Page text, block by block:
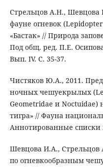
Стрельцов А.Н., Шевцова
фауне огневок
«Бастак» // Природа
Под общ. ред. П.Е.
Вып. IV. С. 35-37.
Чистяков Ю.А., 2011.
ночных чешуекрылых
Geometridae и Noctuidae)
тигра» // Фауна
Аннотированные списки
Шевцова И.А., Стрельцов
по огневкообразным